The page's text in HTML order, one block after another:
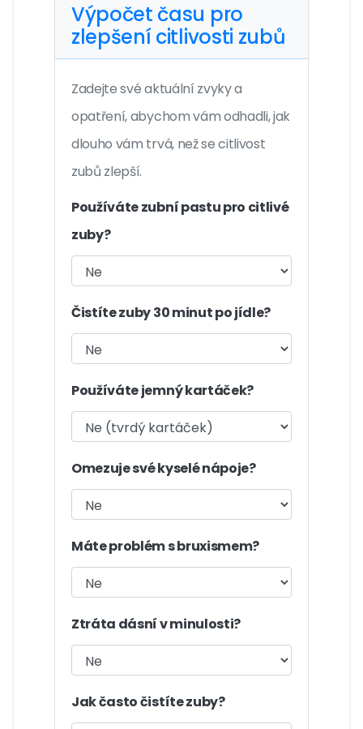
Výpočet času pro
zlepšení citlivosti zubů
Zadejte své aktuální zvyky a
opatření, abychom vám odhadli, jak
dlouho vám trvá, než se citlivost
zubů zlepší.
Používáte zubní pastu pro citlivé
zuby?
Čistíte zuby 30 minut po jídle?
Používáte jemný kartáček?
Omezuje své kyselé nápoje?
Máte problém s bruxismem?
Ztráta dásní v minulosti?
Jak často čistíte zuby?